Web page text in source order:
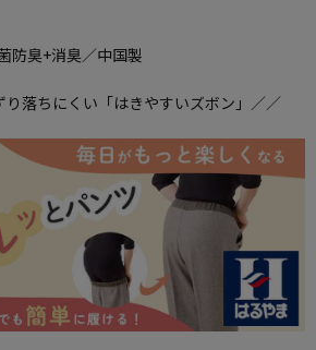
防臭+消臭／中国製
落ちにくい「はきやすいズボン」／／